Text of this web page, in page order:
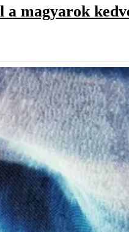
a magyarok